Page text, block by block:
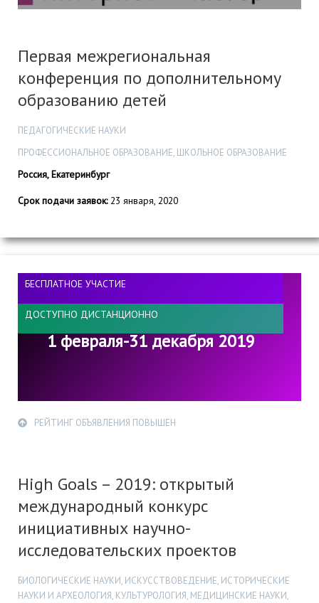
Первая межрегиональная
конференция по дополнительному
образованию детей
ПЕДАГОГИЧЕСКИЕ НАУКИ
ПРОФЕССИОНАЛЬНОЕ ОБРАЗОВАНИЕ, ШКОЛЬНОЕ ОБРАЗОВАНИЕ
Россия, Екатеринбург
Срок подачи заявок:23 января, 2020
БЕСПЛАТНОЕ УЧАСТИЕ
ДОСТУПНО ДИСТАНЦИОННО
1 февраля-31 декабря 2019
РЕЙТИНГ ОБЪЯВЛЕНИЯ ПОВЫШЕН
High Goals – 2019: открытый
международный конкурс
инициативных научно-
исследовательских проектов
БИОЛОГИЧЕСКИЕ НАУКИ, ИСКУССТВОВЕДЕНИЕ, ИСТОРИЧЕСКИЕ
НАУКИ И АРХЕОЛОГИЯ, КУЛЬТУРОЛОГИЯ, МЕДИЦИНСКИЕ НАУКИ,